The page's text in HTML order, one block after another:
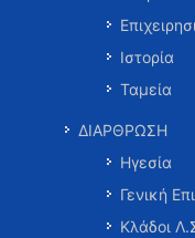
Ιστορία
Ταμεία
ΔΙΑΡΘΡΩΣΗ
Ηγεσία
Γενική
Κλάδοι